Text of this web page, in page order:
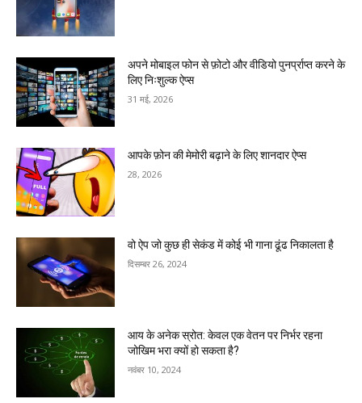
अपने मोबाइल फोन से फ़ोटो और वीडियो पुनर्प्राप्त करने के
लिए निःशुल्क ऐप्स
31 मई, 2026
आपके फ़ोन की मेमोरी बढ़ाने के लिए शानदार ऐप्स
28, 2026
वो ऐप जो कुछ ही सेकंड में कोई भी गाना ढूंढ निकालता है
दिसम्बर 26, 2024
आय के अनेक स्रोत: केवल एक वेतन पर निर्भर रहना
जोखिम भरा क्यों हो सकता है?
नवंबर 10, 2024